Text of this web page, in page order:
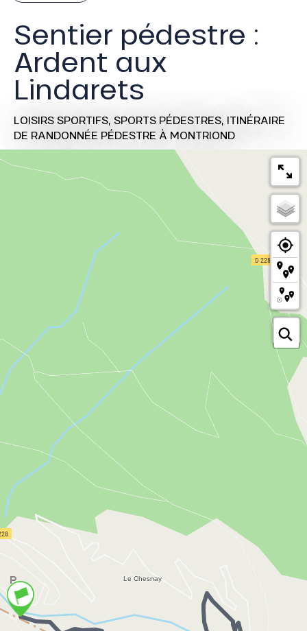
Sentier pédestre :
Ardent aux
Lindarets
LOISIRS SPORTIFS, SPORTS PÉDESTRES, ITINÉRAIRE
DE RANDONNÉE PÉDESTRE À MONTRIOND